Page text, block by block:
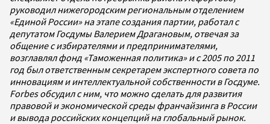
руководил нижегородским региональным отделением
«Единой России» на этапе создания партии, работал с
депутатом Госдумы Валерием Драгановым, отвечая за
общение с избирателями и предпринимателями,
возглавлял фонд «Таможенная политика» и с 2005 по 2011
год был ответственным секретарем экспертного совета по
инновациям и интеллектуальной собственности в Госдуме.
Forbes обсудил с ним, что можно сделать для развития
правовой и экономической среды франчайзинга в России
и вывода российских концепций на глобальный рынок.